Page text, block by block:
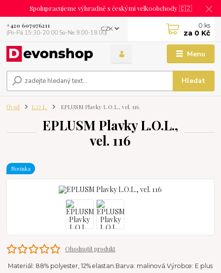
Spolupracujeme výhradně s českými velkoobchody 🇨🇿
Menu
CZK
Hledat
+420 607976211
(Po-Pá 15:30-20:00 So-Ne 9:00-18:00)
0 ks
za 0 Kč
Úvod L.O.L. EPLUSM Plavky L.O.L., vel. 116
EPLUSM Plavky L.O.L.,
vel. 116
Novinka
Ohodnotit produkt
Materiál: 88% polyester, 12% elastan.Barva: malinová.Výrobce: E plus